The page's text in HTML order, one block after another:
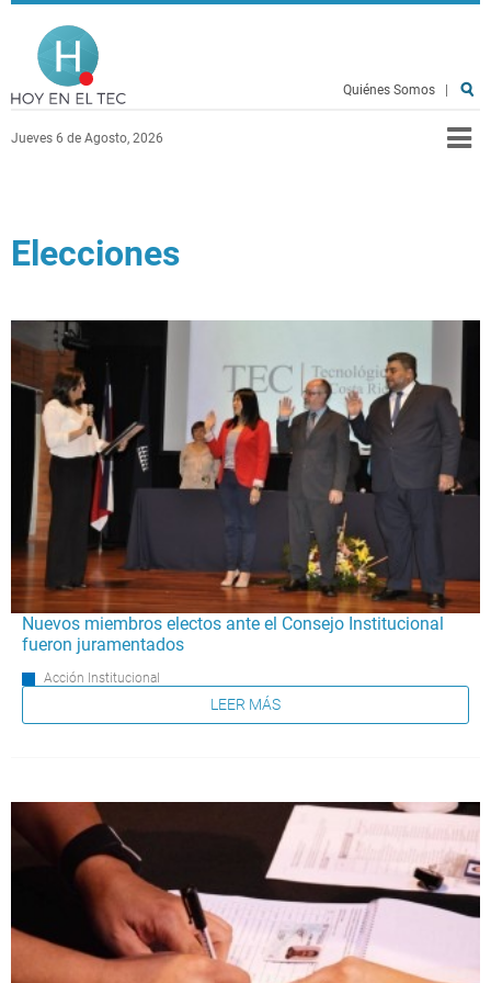
Pasar al contenido principal
Jueves 6 de Agosto, 2026
Quiénes Somos
Elecciones
Nuevos miembros electos ante el Consejo Institucional
fueron juramentados
Acción Institucional
LEER MÁS